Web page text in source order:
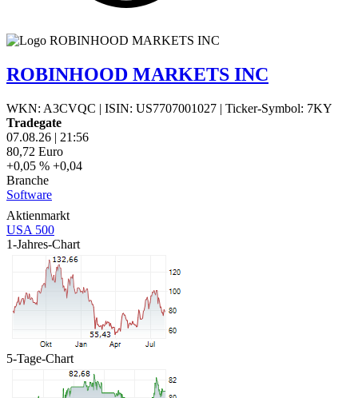
ROBINHOOD MARKETS INC
WKN: A3CVQC | ISIN: US7707001027 | Ticker-Symbol: 7KY
Tradegate
07.08.26 | 21:56
80,72 Euro
+0,05 % +0,04
Branche
Software
Aktienmarkt
USA 500
1-Jahres-Chart
5-Tage-Chart